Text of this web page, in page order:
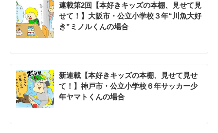
連載第2回【本好きキッズの本棚、見せて見
せて！】大阪市・公立小学校３年“川魚大好
き”ミノルくんの場合
新連載【本好きキッズの本棚、見せて見せ
て！】神戸市・公立小学校６年サッカー少
年ヤマトくんの場合